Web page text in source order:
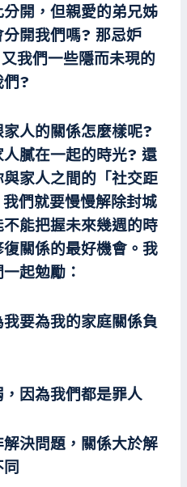
開，但親愛的弟兄姊
開我們嗎? 那忌妒
我們一些隱而未現的
們?
人的關係怎麼樣呢?
膩在一起的時光? 還
家人之間的「社交距
們就要慢慢解除封城
能把握未來幾週的時
關係的最好機會。我
起勉勵：
要為我的家庭關係負
因為我們都是罪人
決問題，關係大於解